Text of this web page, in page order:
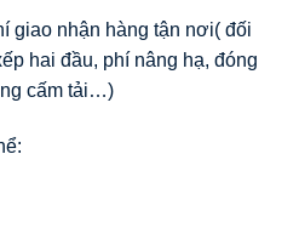
giao nhận hàng tận nơi( đối
hai đầu, phí nâng hạ, đóng
cấm tải…)